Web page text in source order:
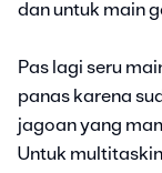
dan untuk main
Pas lagi seru
panas karena
jagoan yang
Untuk